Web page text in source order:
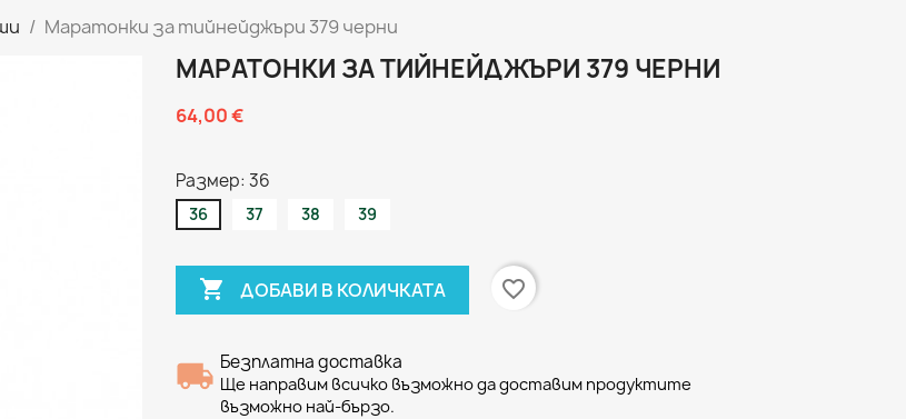
Маратонки за тийнейджъри 379 черни
МАРАТОНКИ ЗА ТИЙНЕЙДЖЪРИ 379 ЧЕРНИ
64,00 €
Размер: 36
36 37 38 39
 ДОБАВИ В КОЛИЧКАТА favorite_border
Безплатна доставка
Ще направим всичко възможно да доставим продуктите
възможно най-бързо.